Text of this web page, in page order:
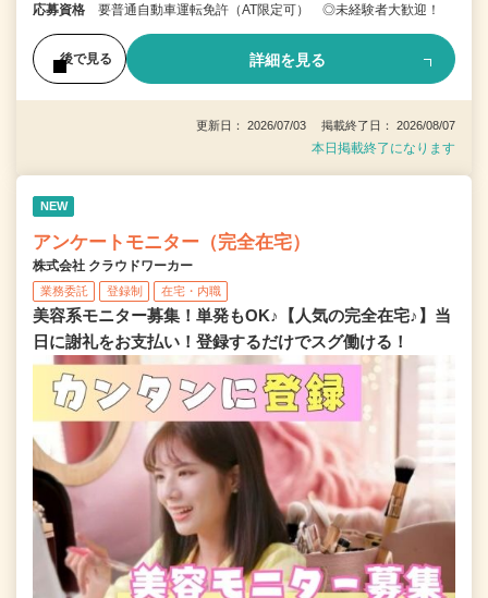
応募資格 要普通自動車運転免許（AT限定可） ◎未経験者大歓迎！
後で見る 詳細を見る
更新日： 2026/07/03 掲載終了日： 2026/08/07
本日掲載終了になります
NEW
アンケートモニター（完全在宅）
株式会社 クラウドワーカー
業務委託 登録制 在宅・内職
美容系モニター募集！単発もOK♪【人気の完全在宅♪】当
日に謝礼をお支払い！登録するだけでスグ働ける！